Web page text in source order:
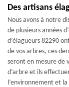
Des artisans
Nous avons à notre
de plusieurs années
d’élagueurs 82290
de vos arbres, ces
seront en mesure de
d’arbre et ils
l’environnement et